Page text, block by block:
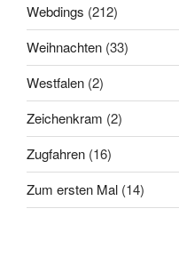
Webdings (212)
Weihnachten (33)
Westfalen (2)
Zeichenkram (2)
Zugfahren (16)
Zum ersten Mal (14)